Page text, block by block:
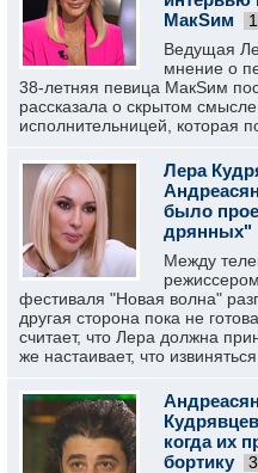
МакSим
Ведущая
мнение о
38-летняя певица МакSим
рассказала о скрытом
исполнительницей, которая
Лера
было
дрянных"
Между
фестиваля "Новая волна"
другая сторона пока не
считает, что Лера должна
же настаивает, что
когда их
бортику